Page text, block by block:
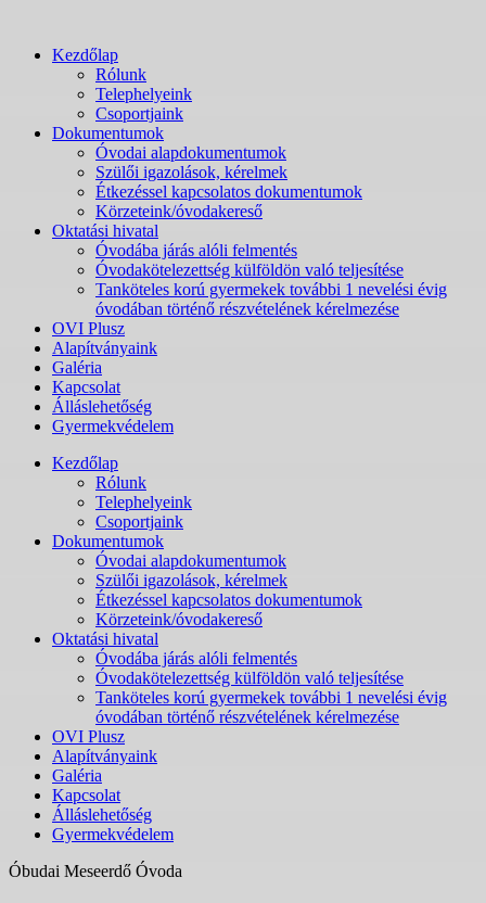
Kezdőlap
Rólunk
Telephelyeink
Csoportjaink
Dokumentumok
Óvodai alapdokumentumok
Szülői igazolások, kérelmek
Étkezéssel kapcsolatos dokumentumok
Körzeteink/óvodakereső
Oktatási hivatal
Óvodába járás alóli felmentés
Óvodakötelezettség külföldön való teljesítése
Tanköteles korú gyermekek további 1 nevelési évig
óvodában történő részvételének kérelmezése
OVI Plusz
Alapítványaink
Galéria
Kapcsolat
Álláslehetőség
Gyermekvédelem
Kezdőlap
Rólunk
Telephelyeink
Csoportjaink
Dokumentumok
Óvodai alapdokumentumok
Szülői igazolások, kérelmek
Étkezéssel kapcsolatos dokumentumok
Körzeteink/óvodakereső
Oktatási hivatal
Óvodába járás alóli felmentés
Óvodakötelezettség külföldön való teljesítése
Tanköteles korú gyermekek további 1 nevelési évig
óvodában történő részvételének kérelmezése
OVI Plusz
Alapítványaink
Galéria
Kapcsolat
Álláslehetőség
Gyermekvédelem
Óbudai Meseerdő Óvoda